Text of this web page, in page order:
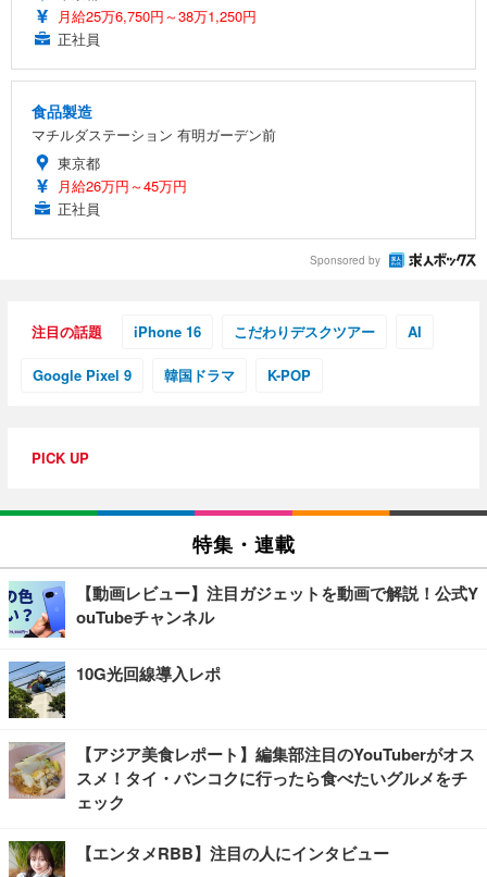
月給25万6,750円～38万1,250円
正社員
食品製造
マチルダステーション 有明ガーデン前
東京都
月給26万円～45万円
正社員
Sponsored by
注目の話題 iPhone 16 こだわりデスクツアー AI
Google Pixel 9 韓国ドラマ K-POP
PICK UP
特集・連載
【動画レビュー】注目ガジェットを動画で解説！公式Y
ouTubeチャンネル
10G光回線導入レポ
【アジア美食レポート】編集部注目のYouTuberがオス
スメ！タイ・バンコクに行ったら食べたいグルメをチ
ェック
【エンタメRBB】注目の人にインタビュー